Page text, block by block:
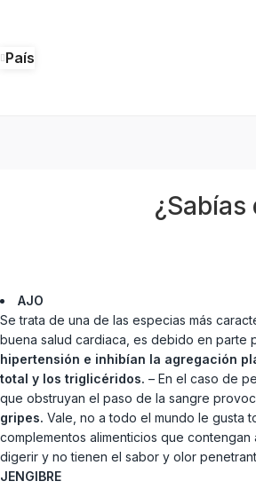
País
AJO
Se trata de una de las especias más
buena salud cardiaca, es debido en parte
hipertensión e inhibían la agregación
total y los triglicéridos. – En el caso de
que obstruyan el paso de la sangre
gripes. Vale, no a todo el mundo le gusta
complementos alimenticios que
digerir y no tienen el sabor y olor
JENGIBRE